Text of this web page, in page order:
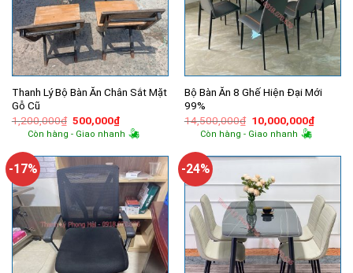
Thanh Lý Bộ Bàn Ăn Chân Sắt Mặt
Gỗ Cũ
1,200,000₫ Giá
gốc
là:
500,000₫Giá
hiện
tại
500,000₫.
Còn hàng - Giao nhanh
Bộ Bàn Ăn 8 Ghế Hiện Đại Mới
99%
14,500,000₫ Giá
gốc
là:
10,000,000₫Giá
hiện
Còn hàng - Giao nhanh
-17% -24%